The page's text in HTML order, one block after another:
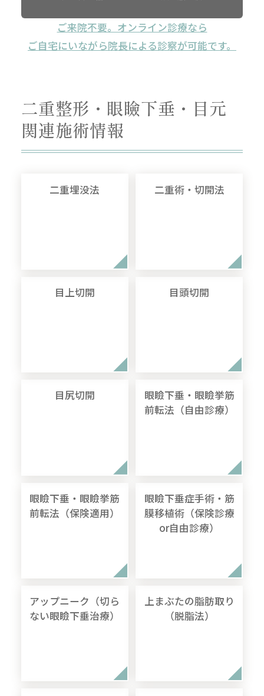
ご来院不要。オンライン診療なら
ご自宅にいながら院長による診察が可能です。
二重整形・眼瞼下垂・目元
関連施術情報
二重埋没法 二重術・切開法
目上切開 目頭切開
目尻切開
眼瞼下垂・眼瞼挙筋
前転法（自由診療）
眼瞼下垂・眼瞼挙筋
前転法（保険適用）
眼瞼下垂症手術・筋
膜移植術（保険診療
or自由診療）
アップニーク（切ら
ない眼瞼下垂治療）
上まぶたの脂肪取り
（脱脂法）